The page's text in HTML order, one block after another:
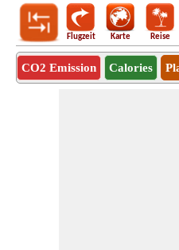
Flugzeit Karte Reise
CO2 Emission Calories